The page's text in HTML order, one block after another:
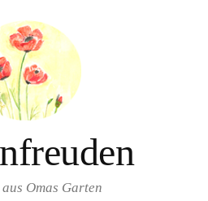
Omas Garten